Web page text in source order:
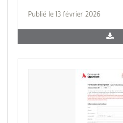
Publié le 13 février 2026